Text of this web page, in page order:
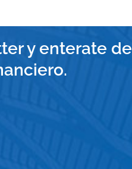
y enterate de